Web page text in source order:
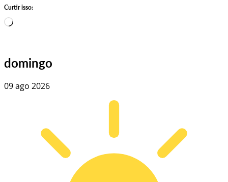
Curtir isso:
Carregando…
domingo
09 ago 2026